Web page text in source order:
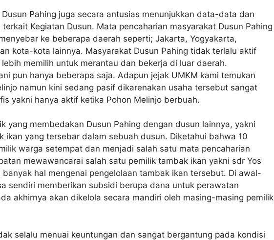
Pahing juga secara antusias menunjukkan data-data dan
Kegiatan Dusun. Mata pencaharian masyarakat Dusun Pahing
ke beberapa daerah seperti; Jakarta, Yogyakarta,
kota-kota lainnya. Masyarakat Dusun Pahing tidak terlalu aktif
memilih untuk merantau dan bekerja di luar daerah.
pun hanya beberapa saja. Adapun jejak UMKM kami temukan
namun kini sedang pasif dikarenakan usaha tersebut sangat
yakni hanya aktif ketika Pohon Melinjo berbuah.
yang membedakan Dusun Pahing dengan dusun lainnya, yakni
ikan yang tersebar dalam sebuah dusun. Diketahui bahwa 10
warga setempat dan menjadi salah satu mata pencaharian
mewawancarai salah satu pemilik tambak ikan yakni sdr Yos
hal mengenai pengelolaan tambak ikan tersebut. Di awal-
sendiri memberikan subsidi berupa dana untuk perawatan
akhirnya akan dikelola secara mandiri oleh masing-masing pemilik
selalu menuai keuntungan dan sangat bergantung pada kondisi